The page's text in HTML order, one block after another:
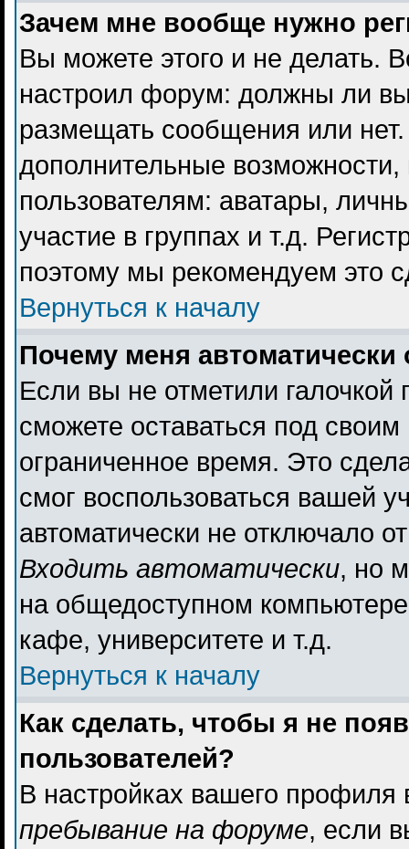
Зачем мне вообще нужно
Вы можете этого и не делать.
настроил форум: должны ли вы
размещать сообщения или
дополнительные
пользователям: аватары,
участие в группах и т.д.
поэтому мы рекомендуем это
Вернуться к началу
Почему меня автоматически
Если вы не отметили галочкой
сможете оставаться под
ограниченное время. Это
смог воспользоваться вашей
автоматически не отключало
Входить автоматически, но
на общедоступном
кафе, университете и т.д.
Вернуться к началу
Как сделать, чтобы я не
пользователей?
В настройках вашего
пребывание на форуме, если